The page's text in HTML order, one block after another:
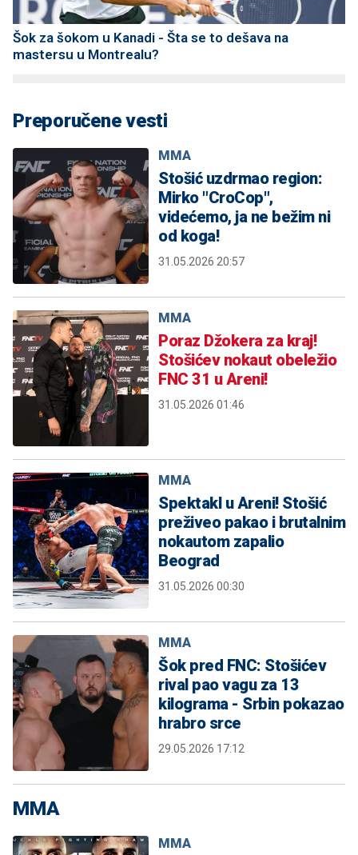
Šok za šokom u Kanadi - Šta se to dešava na
mastersu u Montrealu?
Preporučene vesti
MMA
Stošić uzdrmao region:
Mirko "CroCop",
videćemo, ja ne bežim ni
od koga!
31.05.2026 20:57
MMA
Poraz Džokera za kraj!
Stošićev nokaut obeležio
FNC 31 u Areni!
31.05.2026 01:46
MMA
Spektakl u Areni! Stošić
preživeo pakao i brutalnim
nokautom zapalio
Beograd
31.05.2026 00:30
MMA
Šok pred FNC: Stošićev
rival pao vagu za 13
kilograma - Srbin pokazao
hrabro srce
29.05.2026 17:12
MMA
MMA